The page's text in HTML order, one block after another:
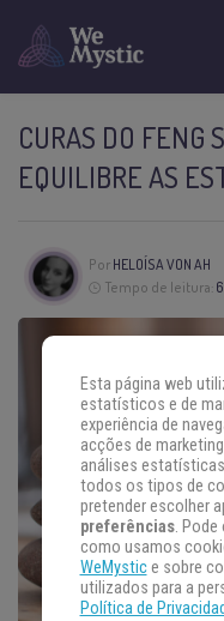
CURAS DO FENG
EQUILIBRE AS
Por HELOÍSA VON AH
Tempo de leitura:
Esta página web
estatísticos e de
experiência de
acções de
análises
todos os tipos de
pretender escolher
preferências. Pode
como usamos
WeMystice sobre
utilizados para a
Política de